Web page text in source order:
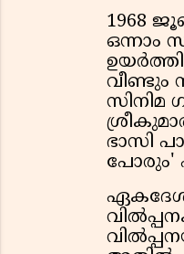
1968
ഒന്നാം
വീണ്ടും
സിനിമ
ഭാസി
പോരും'